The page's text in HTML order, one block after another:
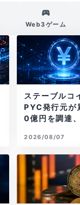
Web3ゲーム
ステーブルコ
PYC発行元が
0億円を調達
2026/08/07